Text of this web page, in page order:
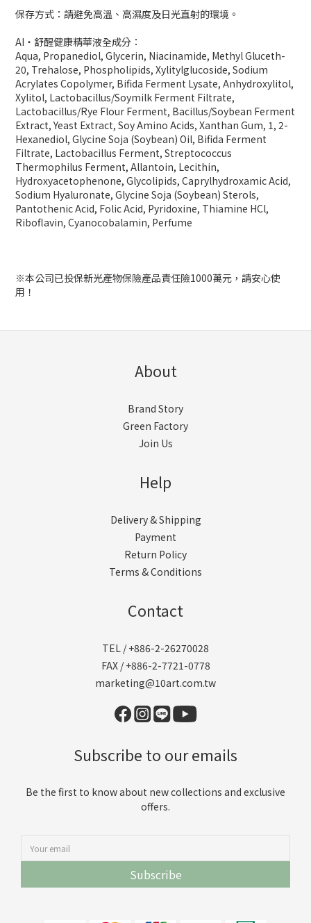
保存方式：請避免高溫、高濕度及日光直射的環境。
AI‧舒醒健康精華液全成分：
Aqua, Propanediol, Glycerin, Niacinamide, Methyl Gluceth-
20, Trehalose, Phospholipids, Xylitylglucoside, Sodium
Acrylates Copolymer, Bifida Ferment Lysate, Anhydroxylitol,
Xylitol, Lactobacillus/Soymilk Ferment Filtrate,
Lactobacillus/Rye Flour Ferment, Bacillus/Soybean Ferment
Extract, Yeast Extract, Soy Amino Acids, Xanthan Gum, 1, 2-
Hexanediol, Glycine Soja (Soybean) Oil, Bifida Ferment
Filtrate, Lactobacillus Ferment, Streptococcus
Thermophilus Ferment, Allantoin, Lecithin,
Hydroxyacetophenone, Glycolipids, Caprylhydroxamic Acid,
Sodium Hyaluronate, Glycine Soja (Soybean) Sterols,
Pantothenic Acid, Folic Acid, Pyridoxine, Thiamine HCl,
Riboflavin, Cyanocobalamin, Perfume
※本公司已投保新光產物保險產品責任險1000萬元，請安心使
用！
About
Brand Story
Green Factory
Join Us
Help
Delivery & Shipping
Payment
Return Policy
Terms & Conditions
Contact
TEL / +886-2-26270028
FAX / +886-2-7721-0778
marketing@10art.com.tw
Subscribe to our emails
Be the first to know about new collections and exclusive
offers.
Subscribe